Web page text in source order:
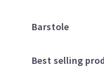
Barstole
Best selling